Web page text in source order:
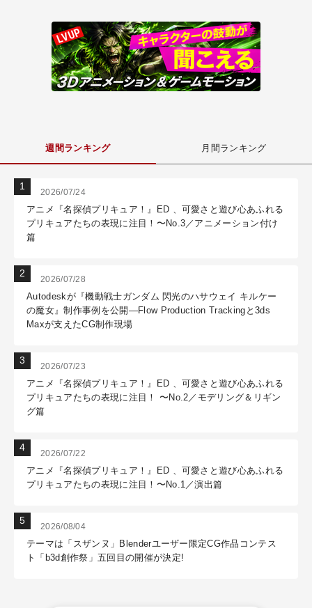
週間ランキング 月間ランキング
2026/07/24
アニメ『名探偵プリキュア！』ED 、可愛さと遊び心あふれる
プリキュアたちの表現に注目！〜No.3／アニメーション付け
篇
2026/07/28
Autodeskが『機動戦士ガンダム 閃光のハサウェイ キルケー
の魔女』制作事例を公開―Flow Production Trackingと3ds
Maxが支えたCG制作現場
2026/07/23
アニメ『名探偵プリキュア！』ED 、可愛さと遊び心あふれる
プリキュアたちの表現に注目！ 〜No.2／モデリング＆リギン
グ篇
2026/07/22
アニメ『名探偵プリキュア！』ED 、可愛さと遊び心あふれる
プリキュアたちの表現に注目！〜No.1／演出篇
2026/08/04
テーマは「スザンヌ」Blenderユーザー限定CG作品コンテス
ト「b3d創作祭」五回目の開催が決定!